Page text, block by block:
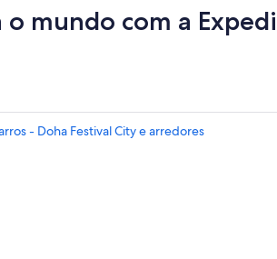
o mundo com a
- Doha Festival City e arredores